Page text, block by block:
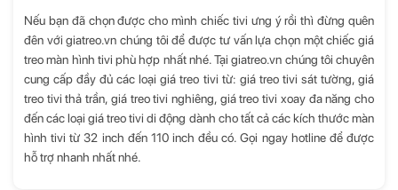
Nếu bạn đã chọn được cho mình chiếc tivi ưng ý rồi thì đừng quên
đên với giatreo.vn chúng tôi để được tư vấn lựa chọn một chiếc giá
treo màn hình tivi phù hợp nhất nhé. Tại giatreo.vn chúng tôi chuyên
cung cấp đầy đủ các loại giá treo tivi từ: giá treo tivi sát tường,giá
treo tivi thả trần, giá treo tivi nghiêng, giá treo tivi xoay đa năng cho
đến các loạigiá treo tivi di động dành cho tất cả các kích thước màn
hình tivi từ32 inch đến 110 inch đều có. Gọi ngay hotline để được
hỗ trợ nhanh nhất nhé.